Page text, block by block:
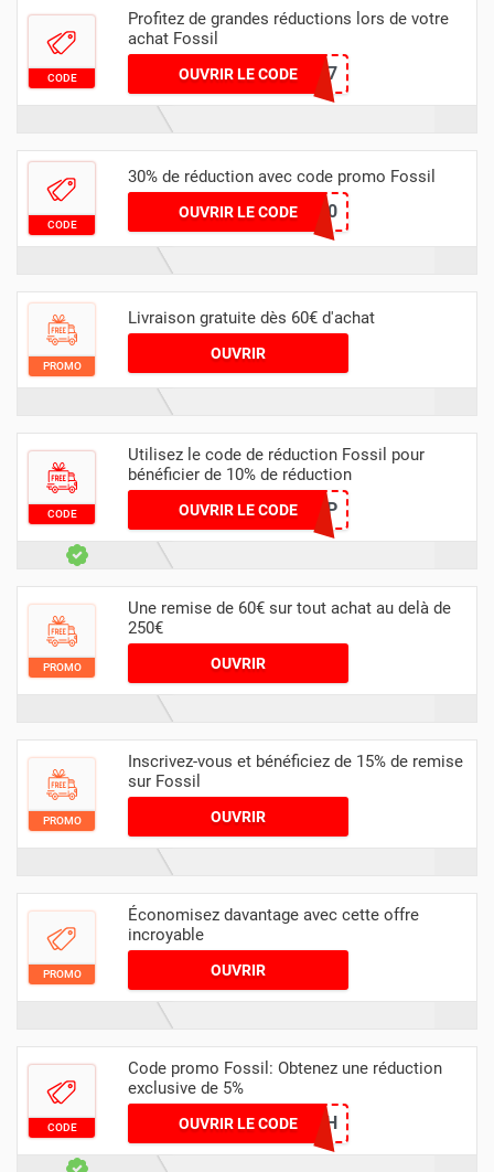
CODE
Profitez de grandes réductions lors de votre
achat Fossil
OUVRIR LE CODE
NSQPIQH6F7
CODE
30% de réduction avec code promo Fossil
OUVRIR LE CODEEXTRA30
PROMO
Livraison gratuite dès 60€ d'achat
OUVRIR
CODE
Utilisez le code de réduction Fossil pour
bénéficier de 10% de réduction
OUVRIR LE CODE
CAN5910SHIP
PROMO
Une remise de 60€ sur tout achat au delà de
250€
OUVRIR
PROMO
Inscrivez-vous et bénéficiez de 15% de remise
sur Fossil
OUVRIR
PROMO
Économisez davantage avec cette offre
incroyable
OUVRIR
CODE
Code promo Fossil: Obtenez une réduction
exclusive de 5%
OUVRIR LE CODE
ANVVVUTTNH